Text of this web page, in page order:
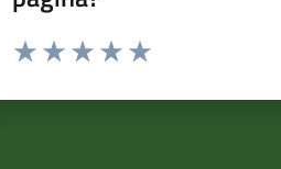
Valuta da 1 a 5 stelle la pagina